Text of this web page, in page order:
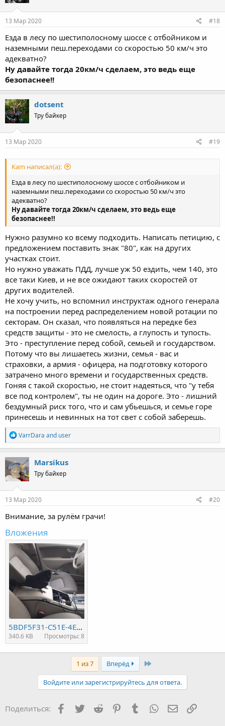
13 Мар 2020 #18
Езда в лесу по шестиполосному шоссе с отбойником и
наземными пеш.переходами со скоростью 50 км/ч это
адекватно?
Ну давайте тогда 20км/ч сделаем, это ведь еще
безопаснее!!
dotsent
Тру байкер
13 Мар 2020 #19
Kam написал(а):
Езда в лесу по шестиполосному шоссе с отбойником и
наземными пеш.переходами со скоростью 50 км/ч это
адекватно?
Ну давайте тогда 20км/ч сделаем, это ведь еще
безопаснее!!
Нужно разумно ко всему подходить. Написать петицию, с
предложением поставить знак "80", как на других
участках стоит.
Но нужно уважать ПДД, лучше уж 50 ездить, чем 140, это
все таки Киев, и не все ожидают таких скоростей от
других водителей.
Не хочу учить, но вспомнил инструктаж одного генерала
на построении перед распределением новой ротации по
секторам. Он сказал, что появляться на передке без
средств защиты - это не смелость, а глупость и тупость.
Это - преступление перед собой, семьей и государством.
Потому что вы лишаетесь жизни, семья - вас и
страховки, а армия - офицера, на подготовку которого
затрачено много времени и государственных средств.
Гоняя с такой скоростью, не стоит надеяться, что "у тебя
все под контролем", ты не один на дороге. Это - лишний
бездумный риск того, что и сам убьешься, и семье горе
принесешь и невинных на тот свет с собой заберешь.
R
e
a
c
t
i
o
n
s
VarrDara and user
Marsikus
Тру байкер
13 Мар 2020 #20
Внимание, за рулём грачи!
Вложения
5BDF5F31-C51E-4EB6-8118-502D726F9B8F.jpeg
340.6 KB Просмотры: 8
1 из 7 Вперёд Last
Войдите или зарегистрируйтесь для ответа.
Поделиться: Facebook
TwitterReddit PinterestTumblr WhatsApp Ссылка